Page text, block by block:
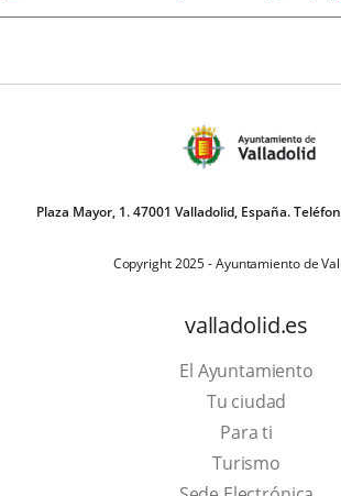
Plaza Mayor, 1. 47001 Valladolid, España.
Copyright 2025 - Ayuntamiento de
valladolid.es
El Ayuntamiento
Tu ciudad
Para ti
TurismoEste